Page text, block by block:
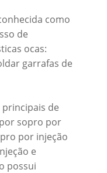
como
de
ocas:
garrafas de
de
sopro por
por injeção
e
possui